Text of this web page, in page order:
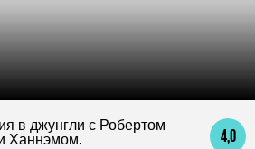
4,0
в джунгли с Робертом
Ханнэмом.